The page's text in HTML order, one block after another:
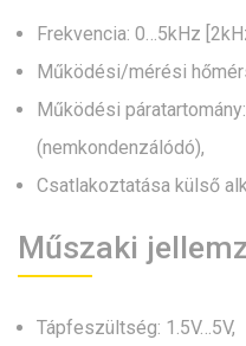
Frekvencia: 0…5kHz
Működési/mérési
Működési
(nemkondenzálódó),
Csatlakoztatása külső
Műszaki
Tápfeszültség: 1.5V…5V,